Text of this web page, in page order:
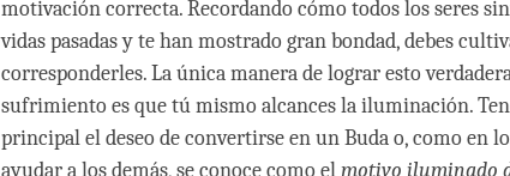
motivación correcta. Recordando cómo todos los seres
vidas pasadas y te han mostrado gran bondad, debes
corresponderles. La única manera de lograr esto
sufrimiento es que tú mismo alcances la iluminación.
principal el deseo de convertirse en un Buda o, como en
ayudar a los demás, se conoce como elmotivo iluminado